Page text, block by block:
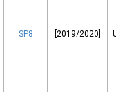
SP8 [2019/2020]